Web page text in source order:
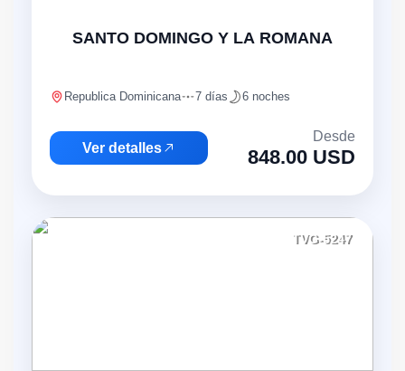
SANTO DOMINGO Y LA ROMANA
Republica Dominicana 7 días 6 noches
Ver detalles
Desde
848.00 USD
TVG-5247